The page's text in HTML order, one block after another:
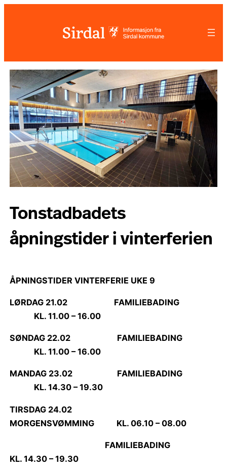
Tonstadbadets
åpningstider i vinterferien
ÅPNINGSTIDER VINTERFERIE UKE 9
LØRDAG 21.02 FAMILIEBADING
KL. 11.00 – 16.00
SØNDAG 22.02 FAMILIEBADING
KL. 11.00 – 16.00
MANDAG 23.02 FAMILIEBADING
KL. 14.30 – 19.30
TIRSDAG 24.02
MORGENSVØMMING KL. 06.10 – 08.00
FAMILIEBADING
KL. 14.30 – 19.30